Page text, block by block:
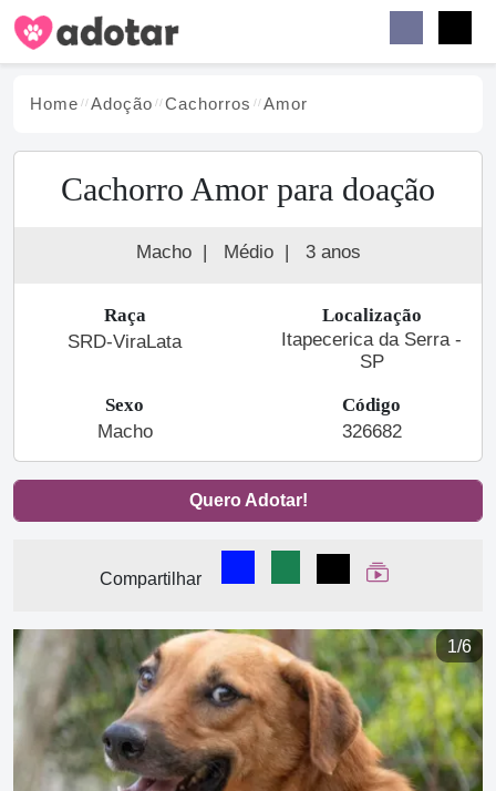
Home Adoção Cachorros Amor
Cachorro Amor para doação
Macho | Médio | 3 anos
Raça
SRD-ViraLata
Localização
Itapecerica da Serra -
SP
Sexo
Macho
Código
326682
Quero Adotar!
Compartilhar
Compartilhar no Facebook
Compartilhar no
Compartilhar
Ver Web Story
1/6